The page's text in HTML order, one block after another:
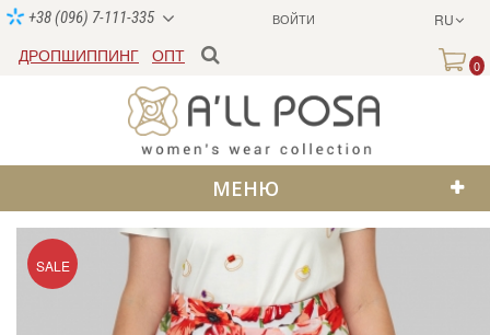
ВОЙТИ RU
+38 (096) 7-111-335
ДРОПШИППИНГ ОПТ
0
МЕНЮ
SALE